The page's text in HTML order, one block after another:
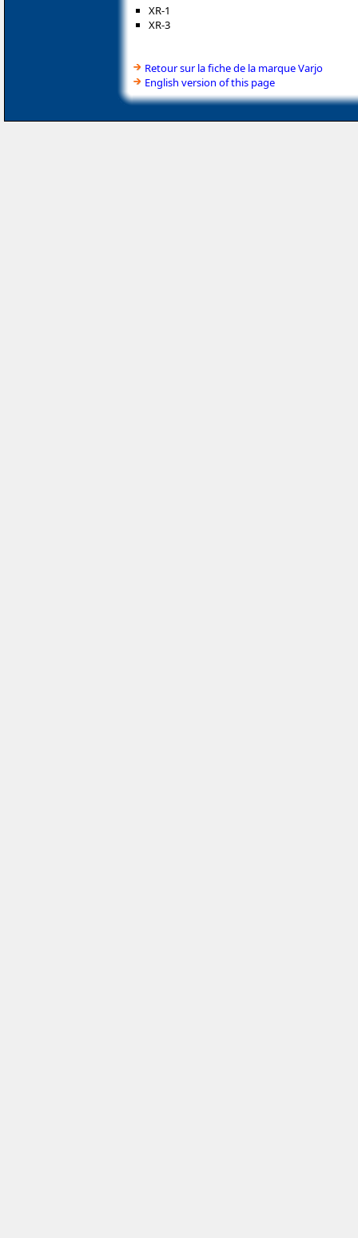
XR-1
XR-3
Retour sur la fiche de la marque Varjo
English version of this page